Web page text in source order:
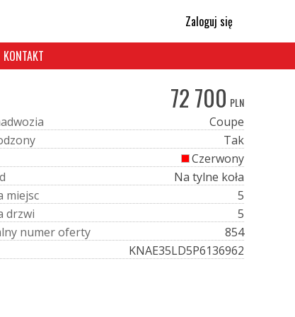
Zaloguj się
KONTAKT
72 700 PLN
adwozia
Coupe
dzony
Tak
Czerwony
d
Na tylne koła
miejsc
5
drzwi
5
lny numeroferty
854
KNAE35LD5P6136962